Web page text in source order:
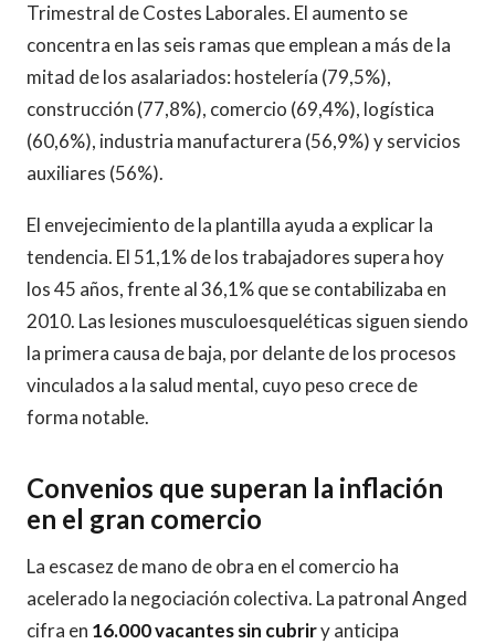
Trimestral de Costes Laborales. El aumento se
concentra en las seis ramas que emplean a más de la
mitad de los asalariados: hostelería (79,5%),
construcción (77,8%), comercio (69,4%), logística
(60,6%), industria manufacturera (56,9%) y servicios
auxiliares (56%).
El envejecimiento de la plantilla ayuda a explicar la
tendencia. El 51,1% de los trabajadores supera hoy
los 45 años, frente al 36,1% que se contabilizaba en
2010. Las lesiones musculoesqueléticas siguen siendo
la primera causa de baja, por delante de los procesos
vinculados a la salud mental, cuyo peso crece de
forma notable.
Convenios que superan la inflación
en el gran comercio
La escasez de mano de obra en el comercio ha
acelerado la negociación colectiva. La patronal Anged
cifra en 16.000 vacantes sin cubriry anticipa